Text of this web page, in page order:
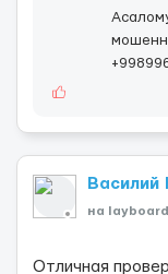
Василий
на
Отличная